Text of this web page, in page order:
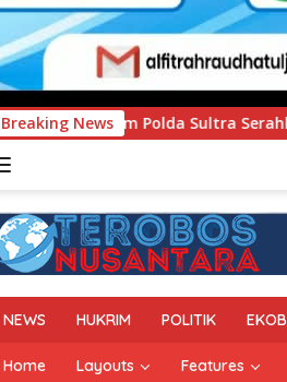
Breaking News
Tersangka dan Barang Bukti
NEWS HUKRIM POLITIK
Home Layouts Features